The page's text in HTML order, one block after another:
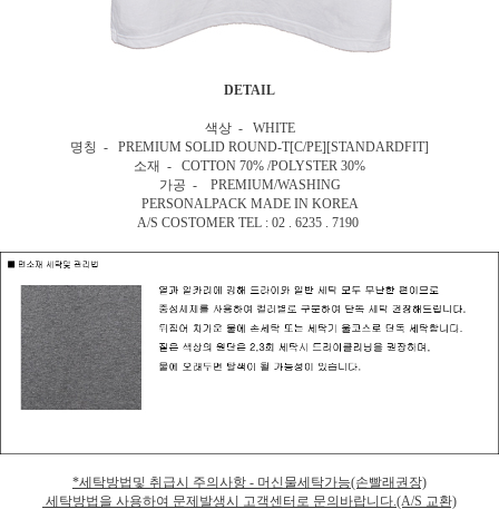
DETAIL
색상 - WHITE
명칭 - PREMIUM SOLID ROUND-T[C/PE][STANDARDFIT]
소재 - COTTON 70% /POLYSTER 30%
가공 - PREMIUM/WASHING
PERSONALPACK MADE IN KOREA
A/S COSTOMER TEL : 02 . 6235 . 7190
*세탁방법및 취급시 주의사항 - 머신물세탁가능(손빨래권장)
세탁방법을 사용하여 문제발생시 고객센터로 문의바랍니다.(A/S 교환)